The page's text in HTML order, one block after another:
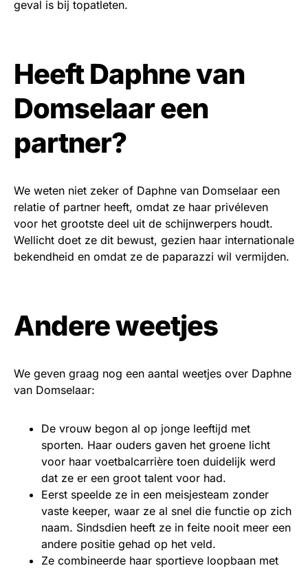
geval is bij topatleten.
Heeft Daphne van
Domselaar een
partner?
We weten niet zeker of Daphne van Domselaar een
relatie of partner heeft, omdat ze haar privéleven
voor het grootste deel uit de schijnwerpers houdt.
Wellicht doet ze dit bewust, gezien haar internationale
bekendheid en omdat ze de paparazzi wil vermijden.
Andere weetjes
We geven graag nog een aantal weetjes over Daphne
van Domselaar:
De vrouw begon al op jonge leeftijd met
sporten. Haar ouders gaven het groene licht
voor haar voetbalcarrière toen duidelijk werd
dat ze er een groot talent voor had.
Eerst speelde ze in een meisjesteam zonder
vaste keeper, waar ze al snel die functie op zich
naam. Sindsdien heeft ze in feite nooit meer een
andere positie gehad op het veld.
Ze combineerde haar sportieve loopbaan met